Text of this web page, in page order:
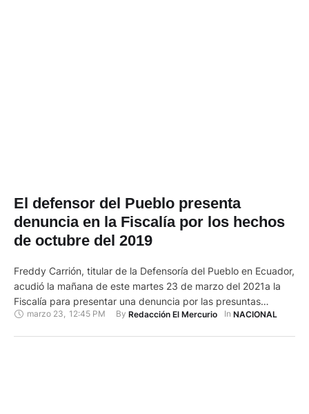
El defensor del Pueblo presenta
denuncia en la Fiscalía por los hechos
de octubre del 2019
Freddy Carrión, titular de la Defensoría del Pueblo en Ecuador,
acudió la mañana de este martes 23 de marzo del 2021a la
Fiscalía para presentar una denuncia por las presuntas
vulneraciones a los derechos ciudadanos durante las
marzo 23, 12:45 PM By Redacción El Mercurio In NACIONAL